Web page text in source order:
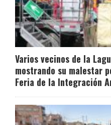
Varios vecinos de la
mostrando su malestar
Feria de la Integración